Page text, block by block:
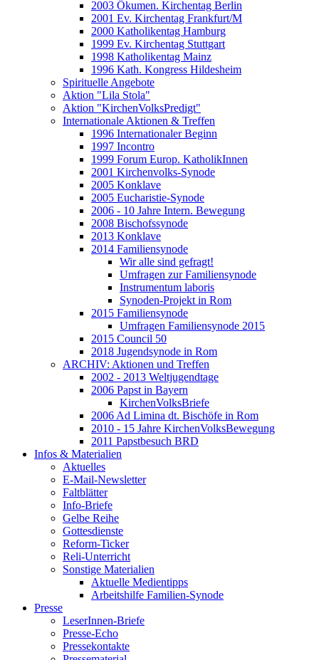
2003 Ökumen. Kirchentag Berlin
2001 Ev. Kirchentag Frankfurt/M
2000 Katholikentag Hamburg
1999 Ev. Kirchentag Stuttgart
1998 Katholikentag Mainz
1996 Kath. Kongress Hildesheim
Spirituelle Angebote
Aktion "Lila Stola"
Aktion "KirchenVolksPredigt"
Internationale Aktionen & Treffen
1996 Internationaler Beginn
1997 Incontro
1999 Forum Europ. KatholikInnen
2001 Kirchenvolks-Synode
2005 Konklave
2005 Eucharistie-Synode
2006 - 10 Jahre Intern. Bewegung
2008 Bischofssynode
2013 Konklave
2014 Familiensynode
Wir alle sind gefragt!
Umfragen zur Familiensynode
Instrumentum laboris
Synoden-Projekt in Rom
2015 Familiensynode
Umfragen Familiensynode 2015
2015 Council 50
2018 Jugendsynode in Rom
ARCHIV: Aktionen und Treffen
2002 - 2013 Weltjugendtage
2006 Papst in Bayern
KirchenVolksBriefe
2006 Ad Limina dt. Bischöfe in Rom
2010 - 15 Jahre KirchenVolksBewegung
2011 Papstbesuch BRD
Infos & Materialien
Aktuelles
E-Mail-Newsletter
Faltblätter
Info-Briefe
Gelbe Reihe
Gottesdienste
Reform-Ticker
Reli-Unterricht
Sonstige Materialien
Aktuelle Medientipps
Arbeitshilfe Familien-Synode
Presse
LeserInnen-Briefe
Presse-Echo
Pressekontakte